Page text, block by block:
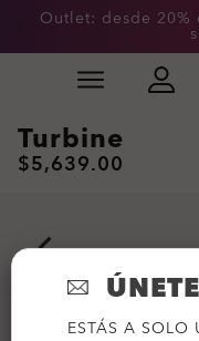
Skip to
Outlet: desde 20%
Slide 2 of 3. Outlet:
Turbine
$5,639.00
ESTÁS A SOLO